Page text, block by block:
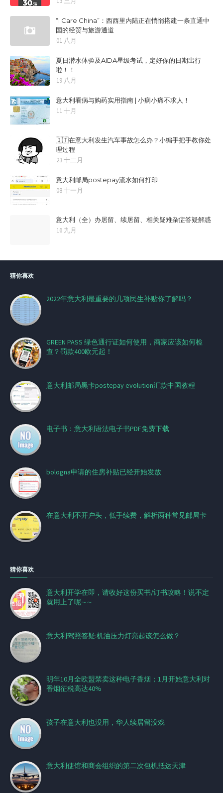
“I Care China”：西西里内陆正在悄悄搭建一条直通中
国的经贸与旅游通道
01 八月
夏日潜水体验及AIDA星级考试，定好你的日期出行
啦！！
19 八月
意大利看病与购药实用指南 | 小病小痛不求人！
11 十月
🇮🇹在意大利发生汽车事故怎么办？小编手把手教你处
理过程
23 十二月
意大利邮局postepay流水如何打印
08 十一月
意大利（全）办居留、续居留、相关疑难杂症答疑解惑
16 九月
猜你喜欢
2022年意大利最重要的几项民生补贴你了解吗？
GREEN PASS 绿色通行证如何使用，商家应该如何检
查？罚款400欧元起！
意大利邮局黑卡postepay evolution汇款中国教程
电子书：意大利语法电子书PDF免费下载
bologna申请的住房补贴已经开始发放
在意大利不开户头，低手续费，解析两种常见邮局卡
猜你喜欢
意大利开学在即，请收好这份买书/订书攻略！说不定
就用上了呢∼∼
意大利驾照答疑:机油压力灯亮起该怎么做？
明年10月全欧盟禁卖这种电子香烟；1月开始意大利对
香烟征税高达40%
孩子在意大利也没用，华人续居留没戏
意大利使馆和商会组织的第二次包机抵达天津